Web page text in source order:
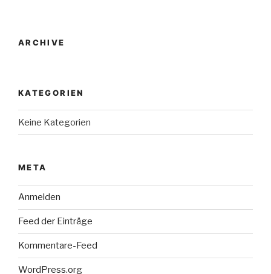
ARCHIVE
KATEGORIEN
Keine Kategorien
META
Anmelden
Feed der Einträge
Kommentare-Feed
WordPress.org